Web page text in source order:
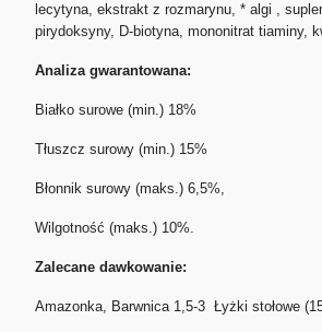
lecytyna, ekstrakt z rozmarynu, * algi ,
pirydoksyny, D-biotyna, mononitrat tiaminy,
Analiza gwarantowana:
Białko surowe (min.) 18%
Tłuszcz surowy (min.) 15%
Błonnik surowy (maks.) 6,5%,
Wilgotność (maks.) 10%.
Zalecane dawkowanie:
Amazonka, Barwnica 1,5-3 Łyżki stołowe